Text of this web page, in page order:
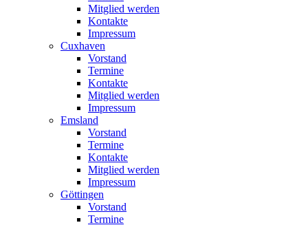
Mitglied werden
Kontakte
Impressum
Cuxhaven
Vorstand
Termine
Kontakte
Mitglied werden
Impressum
Emsland
Vorstand
Termine
Kontakte
Mitglied werden
Impressum
Göttingen
Vorstand
Termine